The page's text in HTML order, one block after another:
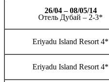
26/04 – 08/05/14
Отель Дубай – 2-3*
Eriyadu Island Resort 4*
Eriyadu Island Resort 4*